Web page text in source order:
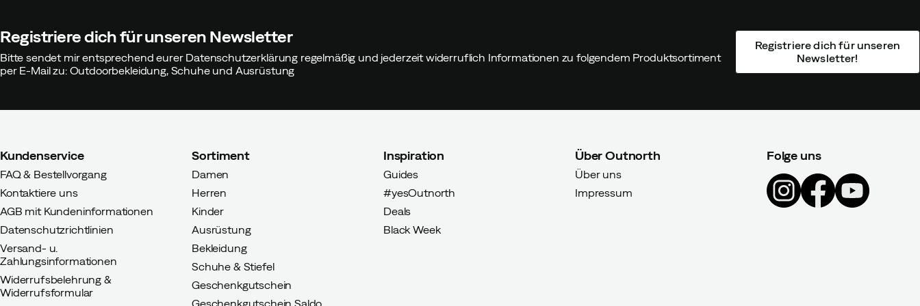
Registriere dich für unseren Newsletter
Bitte sendet mir entsprechend eurer Datenschutzerklärung regelmäßig und jederzeit widerruflich Informationen zu folgendem Produktsortiment
per E-Mail zu: Outdoorbekleidung, Schuhe und Ausrüstung
Registriere dich für unseren
Newsletter!
Kundenservice
FAQ & Bestellvorgang
Kontaktiere uns
AGB mit Kundeninformationen
Datenschutzrichtlinien
Versand- u.
Zahlungsinformationen
Widerrufsbelehrung &
Widerrufsformular
Sortiment
Damen
Herren
Kinder
Ausrüstung
Bekleidung
Schuhe & Stiefel
Geschenkgutschein
Geschenkgutschein Saldo
Inspiration
Guides
#yesOutnorth
Deals
Black Week
Über Outnorth
Über uns
Impressum
Folge uns